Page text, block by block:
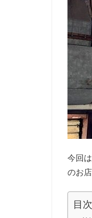
今回
のお
目次